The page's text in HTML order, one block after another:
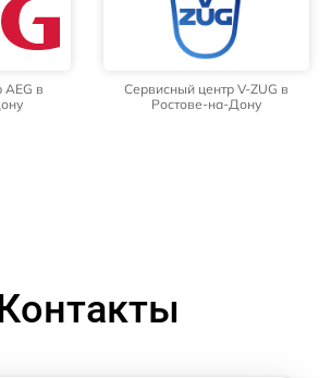
AEG в
Сервисный центр V-ZUG в
Ростове-на-Дону